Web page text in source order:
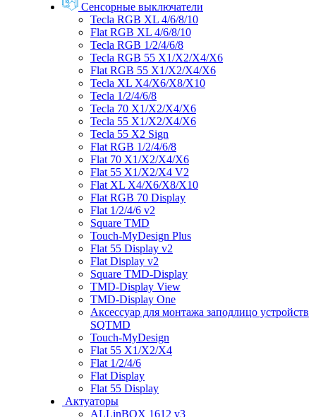
Сенсорные выключатели
Tecla RGB XL 4/6/8/10
Flat RGB XL 4/6/8/10
Tecla RGB 1/2/4/6/8
Tecla RGB 55 X1/X2/X4/X6
Flat RGB 55 X1/X2/X4/X6
Tecla XL X4/X6/X8/X10
Tecla 1/2/4/6/8
Tecla 70 X1/X2/X4/X6
Tecla 55 X1/X2/X4/X6
Tecla 55 X2 Sign
Flat RGB 1/2/4/6/8
Flat 70 X1/X2/X4/X6
Flat 55 X1/X2/X4 V2
Flat XL X4/X6/X8/X10
Flat RGB 70 Display
Flat 1/2/4/6 v2
Square TMD
Touch-MyDesign Plus
Flat 55 Display v2
Flat Display v2
Square TMD-Display
TMD-Display View
TMD-Display One
Аксессуар для монтажа заподлицо устройств
SQTMD
Touch-MyDesign
Flat 55 X1/X2/X4
Flat 1/2/4/6
Flat Display
Flat 55 Display
Актуаторы
ALLinBOX 1612 v3